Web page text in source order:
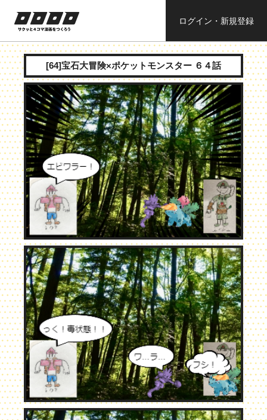
サクッと４コ
ママンガを作
ろう
ログイン・新規登録
[64]宝石大冒険×ポケットモンスター ６４話